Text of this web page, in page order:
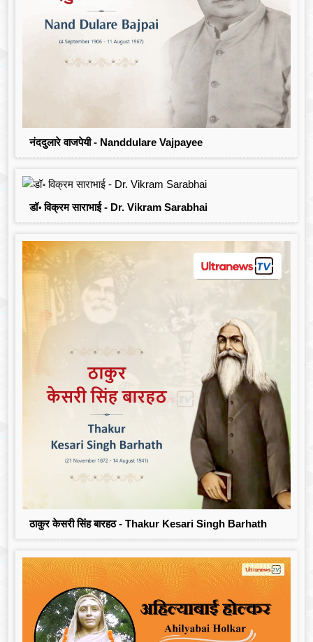
नंददुलारे वाजपेयी - Nanddulare Vajpayee
डॉ॰ विक्रम साराभाई - Dr. Vikram Sarabhai
ठाकुर केसरी सिंह बारहठ - Thakur Kesari Singh Barhath